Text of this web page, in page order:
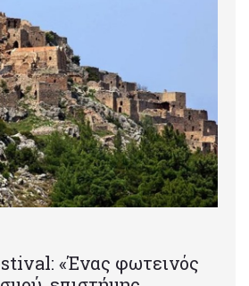
«Ένας φωτεινός